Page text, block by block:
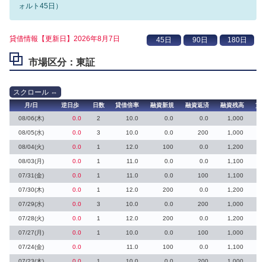
ォルト45日）
貸借情報【更新日】2026年8月7日
市場区分：東証
月/日 逆日歩 日数 貸借倍率 融資新規 融資返済 融資残高
貸
08/06(木)
0.0 2 10.0 0.0 0.0 1,000
08/05(水) 0.0 3 10.0 0.0 200 1,000
08/04(火) 0.0 1 12.0 100 0.0 1,200
08/03(月) 0.0 1 11.0 0.0 0.0 1,100
07/31(金) 0.0 1 11.0 0.0 100 1,100
07/30(木) 0.0 1 12.0 200 0.0 1,200
07/29(水) 0.0 3 10.0 0.0 200 1,000
07/28(火) 0.0 1 12.0 200 0.0 1,200
07/27(月) 0.0 1 10.0 0.0 100 1,000
07/24(金) 0.0 11.0 100 0.0 1,100